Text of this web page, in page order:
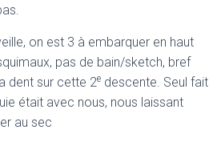
on est 3 à embarquer en haut
pas de bain/sketch, bref
dent sur cette 2e descente. Seul fait
était avec nous, nous laissant
au sec